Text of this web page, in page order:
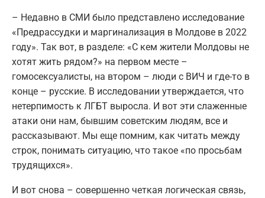
– Недавно в СМИ было представлено исследование
«Предрассудки и маргинализация в Молдове в 2022
году». Так вот, в разделе: «С кем жители Молдовы не
хотят жить рядом?» на первом месте –
гомосексуалисты, на втором – люди с ВИЧ и где-то в
конце – русские. В исследовании утверждается, что
нетерпимость к ЛГБТ выросла. И вот эти слаженные
атаки они нам, бывшим советским людям, все и
рассказывают. Мы еще помним, как читать между
строк, понимать ситуацию, что такое «по просьбам
трудящихся».
И вот снова – совершенно четкая логическая связь,